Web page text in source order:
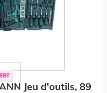
Jeu d'outils, 89